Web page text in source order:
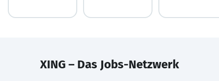
XING – Das Jobs-Netzwerk